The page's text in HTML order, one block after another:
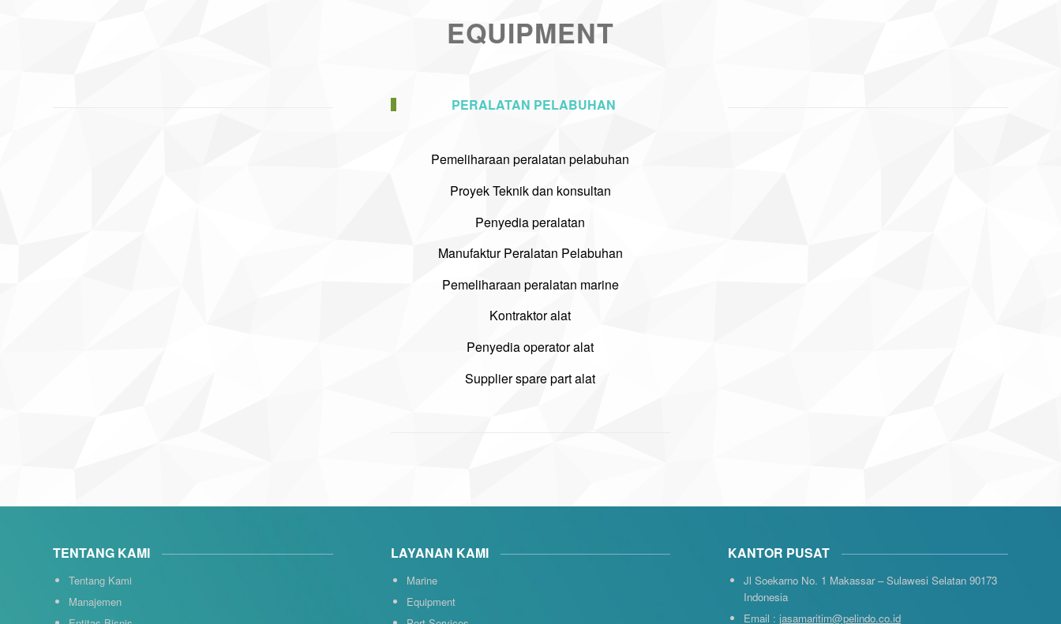
EQUIPMENT
PERALATAN PELABUHAN
Pemeliharaan peralatan pelabuhan
Proyek Teknik dan konsultan
Penyedia peralatan
Manufaktur Peralatan Pelabuhan
Pemeliharaan peralatan marine
Kontraktor alat
Penyedia operator alat
Supplier spare part alat
TENTANG KAMI
Tentang Kami
Manajemen
LAYANAN KAMI
Marine
Equipment
KANTOR PUSAT
Jl Soekarno No. 1 Makassar – Sulawesi Selatan 90173
Indonesia
Email :jasamaritim@pelindo.co.id